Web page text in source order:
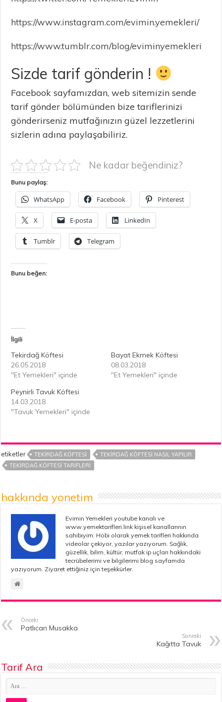
https://www.instagram.com/evimin.yemekleri/
https://www.tumblr.com/blog/eviminyemekleri
Sizde tarif gönderin !
Facebook sayfamızdan, web sitemizin sende
tarif gönder bölümünden bize tariflerinizi
gönderirseniz mutfağınızın güzel lezzetlerini
sizlerin adına paylaşabiliriz.
Ne kadar beğendiniz?
Bunu paylaş:
WhatsApp Facebook Pinterest
X E-posta LinkedIn
Tumblr Telegram
Bunu beğen:
İlgili
Tekirdağ Köftesi
26.05.2018
"Et Yemekleri" içinde
Bayat Ekmek Köftesi
08.03.2018
"Et Yemekleri" içinde
Peynirli Tavuk Köftesi
14.03.2018
"Tavuk Yemekleri" içinde
etiketler TEKIRDAĞ KÖFTESI
TEKIRDAĞ KÖFTESI NASIL YAPILIR
TEKIRDAĞ KÖFTESI TARIFLERI
hakkında yonetim
Evimin Yemekleri youtube kanalı ve
www.yemektarifleri.link kişisel kanallarının
sahibiyim. Hobi olarak yemek tarifleri hakkında
videolar çekiyor, yazılar yazıyorum. Sağlık,
güzellik, bilim, kültür, mutfak ip uçları hakkındaki
tecrübelerimi ve bilgilerimi blog sayfamda
yazıyorum. Ziyaret ettiğiniz için teşekkürler.
Önceki
Patlıcan Musakka
Sonraki
Kağıtta Tavuk
Tarif Ara